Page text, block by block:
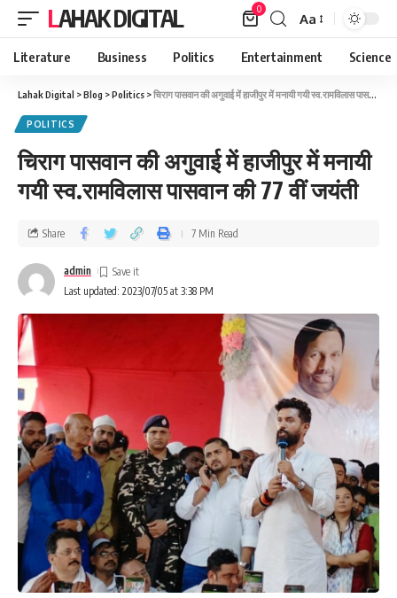
LAHAK DIGITAL 0
Aa
Literature Business Politics Entertainment Science
Lahak Digital >Blog >Politics >चिराग पासवान की अगुवाई में हाजीपुर में मनायी गयी स्व.रामविलास पासवान की 77 वीं जयंती
POLITICS
चिराग पासवान की अगुवाई में हाजीपुर में मनायी
गयी स्व.रामविलास पासवान की 77 वीं जयंती
Last updated: 2023/07/05 at 3:38 PM
admin
Share 7 Min Read